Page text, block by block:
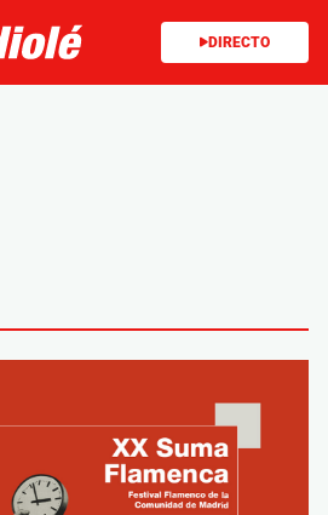
DIRECTO